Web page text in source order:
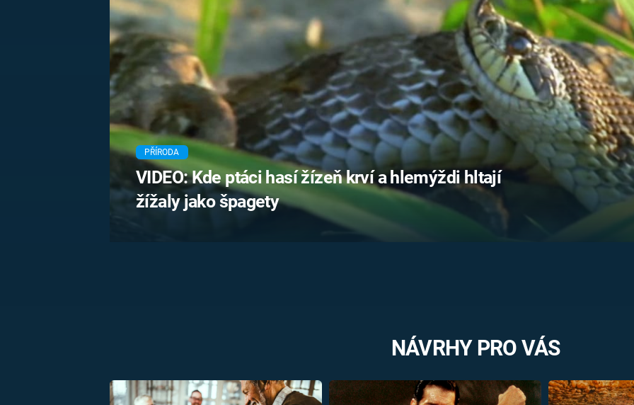
PRVNÍ SVĚTOVÁ
NAPOLEON
BONAPARTE
BRITSKÁ
KRÁLOVSKÁ
RODINA
UFO A
MIMOZEMŠŤANÉ
UTAJENÉ PŘÍBĚHY
ČESKÝCH DĚJIN
ALTERNATIVNÍ
HISTORIE
FILMY
REALITA
HORORY
REALITA
OPTICKÉ
KLAMY
PŘÍRODA
VIDEO: Kde ptáci hasí žízeň krví a hlemýždi hltají
žížaly jako špagety
NÁVRHY PRO VÁS